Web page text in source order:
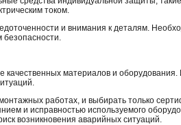
током.
и внимания к деталям.
материалов и
работах, и выбирать только
и исправностью используемого
возникновения аварийных ситуаций.